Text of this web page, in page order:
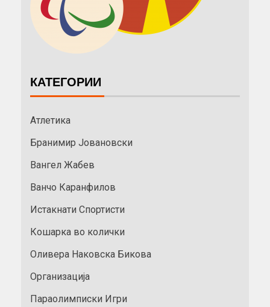
КАТЕГОРИИ
Атлетика
Бранимир Јовановски
Вангел Жабев
Ванчо Каранфилов
Истакнати Спортисти
Кошарка во колички
Оливера Наковска Бикова
Организација
Параолимписки Игри